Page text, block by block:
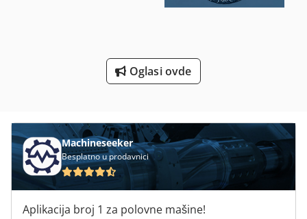
Čišćenje I Dezinfekcija Mašina
Čišćenje Sistema Za Hlađenje
Oglasi ovde
Machineseeker
Besplatno u prodavnici
Aplikacija broj 1 za polovne mašine!